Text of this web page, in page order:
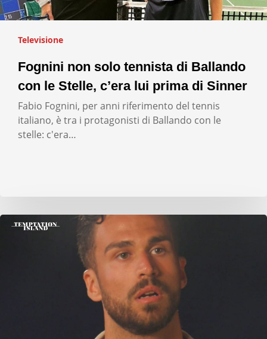
Televisione
Fognini non solo tennista di Ballando
con le Stelle, c’era lui prima di Sinner
Fabio Fognini, per anni riferimento del tennis
italiano, è tra i protagonisti di Ballando con le
stelle: c'era…